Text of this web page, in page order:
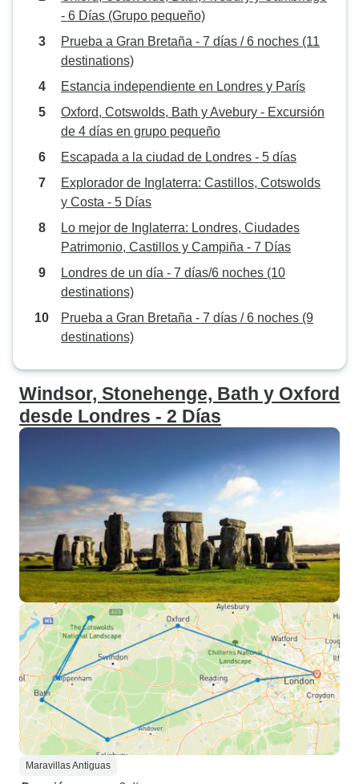
- 6 Días (Grupo pequeño)
Prueba a Gran Bretaña - 7 días / 6 noches (11
destinations)
Estancia independiente en Londres y París
Oxford, Cotswolds, Bath y Avebury - Excursión
de 4 días en grupo pequeño
Escapada a la ciudad de Londres - 5 días
Explorador de Inglaterra: Castillos, Cotswolds
y Costa - 5 Días
Lo mejor de Inglaterra: Londres, Ciudades
Patrimonio, Castillos y Campiña - 7 Días
Londres de un día - 7 días/6 noches (10
destinations)
Prueba a Gran Bretaña - 7 días / 6 noches (9
destinations)
Windsor, Stonehenge, Bath y Oxford
desde Londres - 2 Días
Maravillas Antiguas